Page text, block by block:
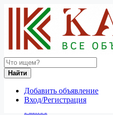
Найти
Добавить объявление
Вход/Регистрация
Россия
Обучение
Отдам даром